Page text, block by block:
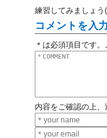
練習してみましょう
コメントを入
＊は必須項目です
内容をご確認の上、